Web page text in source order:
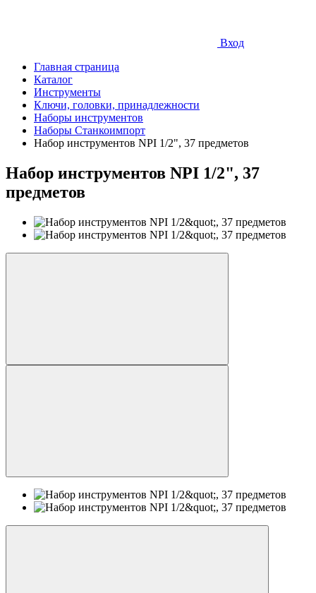
Вход
Главная страница
Каталог
Инструменты
Ключи, головки, принадлежности
Наборы инструментов
Наборы Станкоимпорт
Набор инструментов NPI 1/2", 37 предметов
Набор инструментов NPI 1/2", 37
предметов